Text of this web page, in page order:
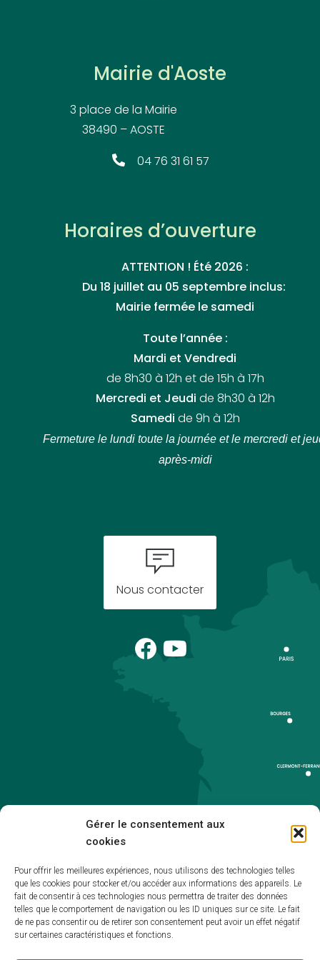
Gérer le consentement aux
cookies
Pour offrir les meilleures expériences, nous utilisons des technologies telles
que les cookies pour stocker et/ou accéder aux informations des appareils. Le
fait de consentir à ces technologies nous permettra de traiter des données
telles que le comportement de navigation ou les ID uniques sur ce site. Le fait
de ne pas consentir ou de retirer son consentement peut avoir un effet négatif
sur certaines caractéristiques et fonctions.
Mairie d'Aoste
3 place de la Mairie
38490 – AOSTE
04 76 31 61 57
Horaires d’ouverture
ATTENTION ! Été 2026 :
Du 18 juillet au 05 septembre inclus:
Mairie fermée le samedi
Toute l’année :
Mardi et Vendredi
de 8h30 à 12h et de 15h à 17h
Mercredi et Jeudi de 8h30 à 12h
Samedi de 9h à 12h
Fermeture le lundi toute la journée et le mercredi et
après-midi
Nous contacter
Accessibilité